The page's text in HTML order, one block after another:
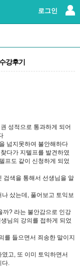
로그인
강후기
성적으로 통과하게 되어
넘지못하여 불안해하다
다가 지텔프를 발견하였
프도 같이 신청하게 되었
검색을 통해서 선생님을 알
샀는데, 풀어보고 토익보
까? 라는 불안감으로 인강
님의 강의를 접하게 되었
를 들으면서 죄송한 말이지
고, 또 이미 토익하면서
다.